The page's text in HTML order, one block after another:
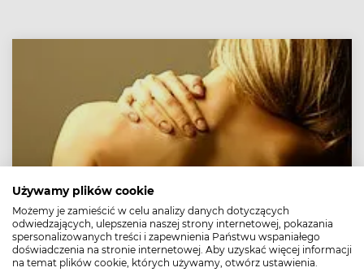
Używamy plików cookie
Możemy je zamieścić w celu analizy danych dotyczących
odwiedzających, ulepszenia naszej strony internetowej, pokazania
spersonalizowanych treści i zapewnienia Państwu wspaniałego
doświadczenia na stronie internetowej. Aby uzyskać więcej informacji
na temat plików cookie, których używamy, otwórz ustawienia.
Plastry przeciwbólowe, rozgrzewające i
chłodzące – skład i zastosowanie